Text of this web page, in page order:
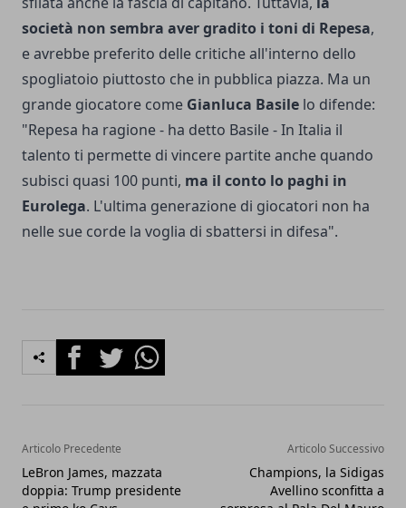
società non sembra aver gradito i toni di Repesa,
e avrebbe preferito delle critiche all'interno dello
spogliatoio piuttosto che in pubblica piazza. Ma un
grande giocatore come Gianluca Basile lo difende:
"Repesa ha ragione - ha detto Basile - In Italia il
talento ti permette di vincere partite anche quando
subisci quasi 100 punti, ma il conto lo paghi in
Eurolega. L'ultima generazione di giocatori non ha
nelle sue corde la voglia di sbattersi in difesa".
FacebookTwitterWhatsapp
Articolo Precedente
LeBron James, mazzata
doppia: Trump presidente
Articolo Successivo
Champions, la Sidigas
Avellino sconfitta a